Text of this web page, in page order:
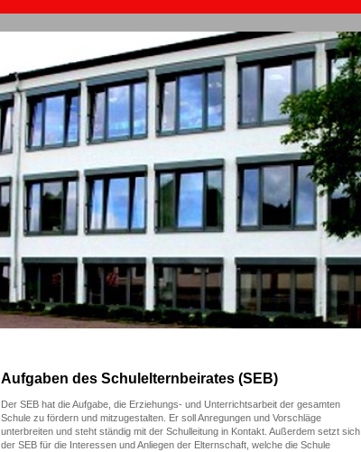
Aufgaben des Schulelternbeirates (SEB)
Der SEB hat die Aufgabe, die Erziehungs- und Unterrichtsarbeit der gesamten
Schule zu fördern und mitzugestalten. Er soll Anregungen und Vorschläge
unterbreiten und steht ständig mit der Schulleitung in Kontakt. Außerdem setzt sich
der SEB für die Interessen und Anliegen der Elternschaft, welche die Schule